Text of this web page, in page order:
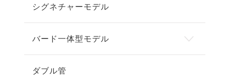
シグネチャーモデル
バード一体型モデル
ダブル管